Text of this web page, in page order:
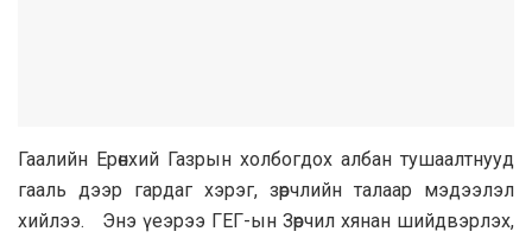
Гаалийн Ерөнхий Газрын холбогдох албан тушаалтнууд
гааль дээр гардаг хэрэг, зөрчлийн талаар мэдээлэл
хийлээ. Энэ үеэрээ ГЕГ-ын Зөрчил хянан шийдвэрлэх,